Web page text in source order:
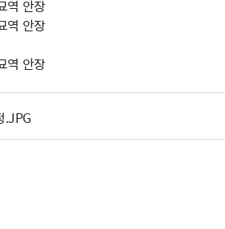
역 안장
역 안장
역 안장
.JPG